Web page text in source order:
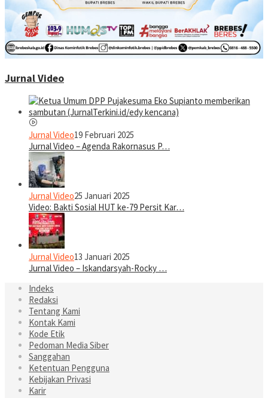
Jurnal Video
Jurnal Video19 Februari 2025
Jurnal Video – Agenda Rakornasus P…
Jurnal Video25 Januari 2025
Video: Bakti Sosial HUT ke-79 Persit Kar…
Jurnal Video13 Januari 2025
Jurnal Video – Iskandarsyah-Rocky …
Indeks
Redaksi
Tentang Kami
Kontak Kami
Kode Etik
Pedoman Media Siber
Sanggahan
Ketentuan Pengguna
Kebijakan Privasi
Karir